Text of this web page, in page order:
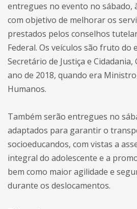
entregues no evento no sábado,
com objetivo de melhorar os
prestados pelos conselhos
Federal. Os veículos são fruto do
Secretário de Justiça e Cidadania,
ano de 2018, quando era
Humanos.
Também serão entregues no
adaptados para garantir o
socioeducandos, com vistas a
integral do adolescente e a
bem como maior agilidade e
durante os deslocamentos.